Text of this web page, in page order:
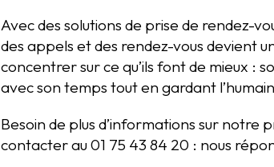
Avec des solutions de prise de rendez-
des appels et des rendez-vous devient
concentrer sur ce qu’ils font de mieux :
avec son temps tout en gardant
Besoin de plus d’informations sur notre
contacter au 01 75 43 84 20 : nous